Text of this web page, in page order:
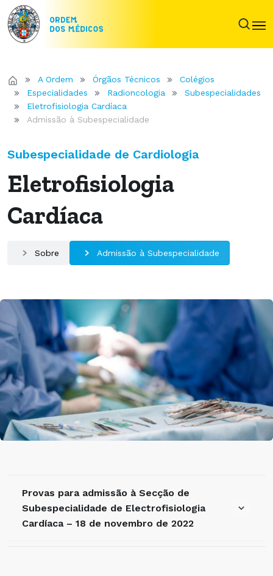
A Ordem Órgãos Técnicos
Colégios
Especialidades
Radioncologia
Subespecialidades
Eletrofisiologia Cardíaca
Admissão à Subespecialidade
Subespecialidade de Cardiologia
Eletrofisiologia
Cardíaca
Sobre Admissão à Subespecialidade
Provas para admissão à Secção de
Subespecialidade de Electrofisiologia
Cardíaca – 18 de novembro de 2022